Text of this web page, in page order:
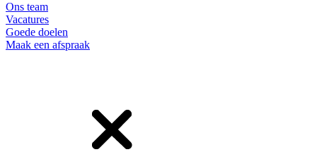
Ons team
Vacatures
Goede doelen
Maak een afspraak